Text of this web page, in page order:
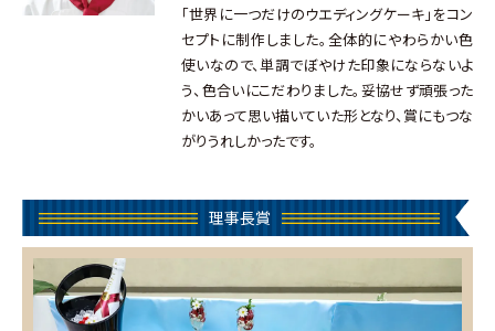
「世界に一つだけのウエディングケーキ」をコン
セプトに制作しました。全体的にやわらかい色
使いなので、単調でぼやけた印象にならないよ
う、色合いにこだわりました。妥協せず頑張った
かいあって思い描いていた形となり、賞にもつな
がりうれしかったです。
理事長賞